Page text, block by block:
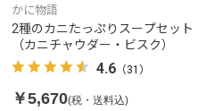
かに物語
2種のカニたっぷりスープセット
（カニチャウダー・ビスク）
4.6 （31）
￥5,670(税・送料込)